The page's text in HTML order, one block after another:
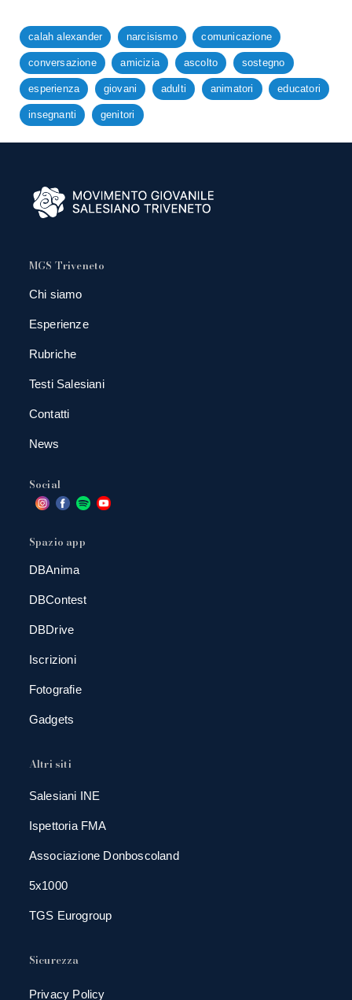
calah alexander narcisismo comunicazione
conversazione amicizia ascolto sostegno
esperienza giovani adulti animatori educatori
insegnanti genitori
MGS Triveneto
Chi siamo
Esperienze
Rubriche
Testi Salesiani
Contatti
News
Social
Spazio app
DBAnima
DBContest
DBDrive
Iscrizioni
Fotografie
Gadgets
Altri siti
Salesiani INE
Ispettoria FMA
Associazione Donboscoland
5x1000
TGS Eurogroup
Sicurezza
Privacy Policy